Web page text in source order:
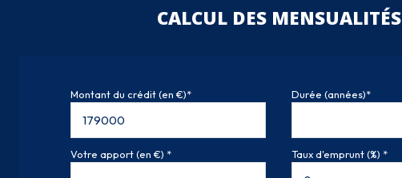
CALCUL DES MENSUALITÉS
Montant du crédit (en €)* Durée (années)*
Votre apport (en €) * Taux d'emprunt (%) *